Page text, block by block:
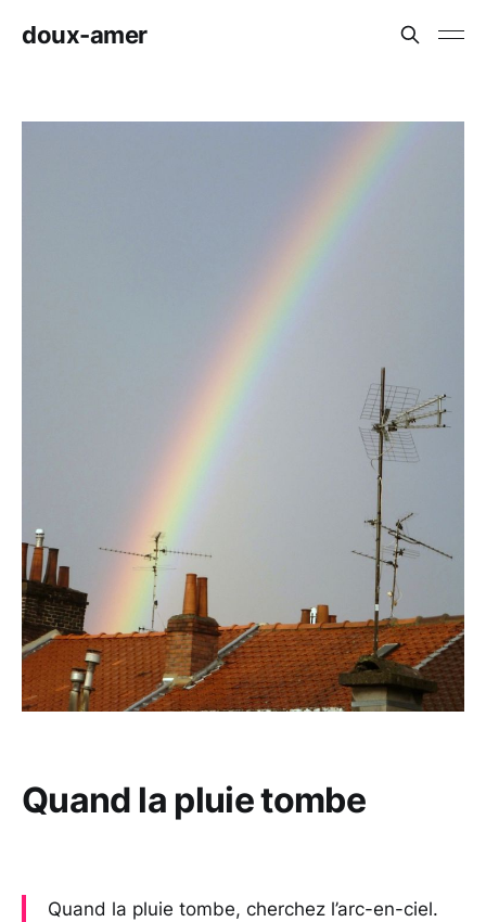
doux-amer
Quand la pluie tombe
Quand la pluie tombe, cherchez l’arc-en-ciel.